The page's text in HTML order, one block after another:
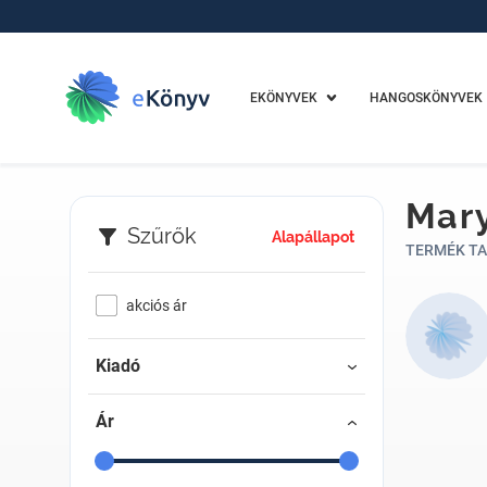
EKÖNYVEK HANGOSKÖNYVEK
Szűrők Alapállapot
akciós ár
Kiadó
Ár
TERMÉK